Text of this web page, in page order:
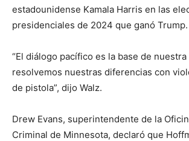
estadounidense Kamala Harris en las
presidenciales de 2024 que ganó Trump.
“El diálogo pacífico es la base de
resolvemos nuestras diferencias con
de pistola”, dijo Walz.
Drew Evans, superintendente de la
Criminal de Minnesota, declaró que